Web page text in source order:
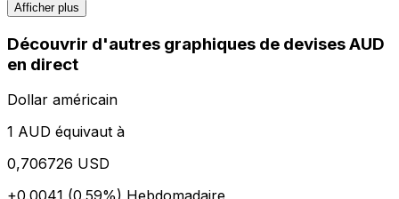
Afficher plus
Découvrir d'autres graphiques de devises AUD
en direct
Dollar américain
1 AUD équivaut à
0,706726 USD